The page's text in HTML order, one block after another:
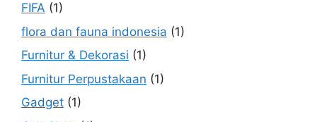
FIFA (1)
flora dan fauna indonesia (1)
Furnitur & Dekorasi (1)
Furnitur Perpustakaan (1)
Gadget (1)